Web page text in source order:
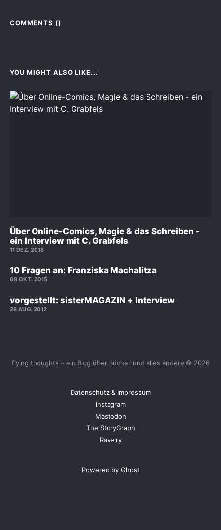
COMMENTS ()
YOU MIGHT ALSO LIKE...
Über Online-Comics, Magie & das Schreiben -
ein Interview mit C. Grabfels
11 DEZ. 2018
10 Fragen an: Franziska Machalitza
08 OKT. 2015
vorgestellt: sisterMAGAZIN + Interview
28 AUG. 2012
flying thoughts – ein Blog über Bücher und alles andere © 2026
Datenschutz & Impressum
instagram
Mastodon
The StoryGraph
Ravelry
Powered by Ghost